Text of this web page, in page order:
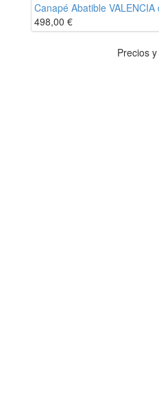
Canapé Abatible VALENCIA
498,00 €
Precios